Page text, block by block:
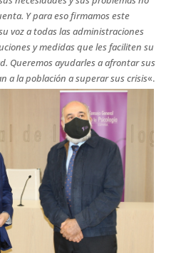
Y para eso firmamos este
voz a todas las administraciones
y medidas que les faciliten su
Queremos ayudarles a afrontar sus
a la población a superar sus crisis«.